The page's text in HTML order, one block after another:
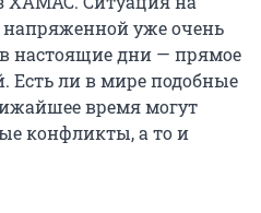
уже очень
настоящие дни — прямое
Есть ли в мире подобные
время могут
конфликты, а то и